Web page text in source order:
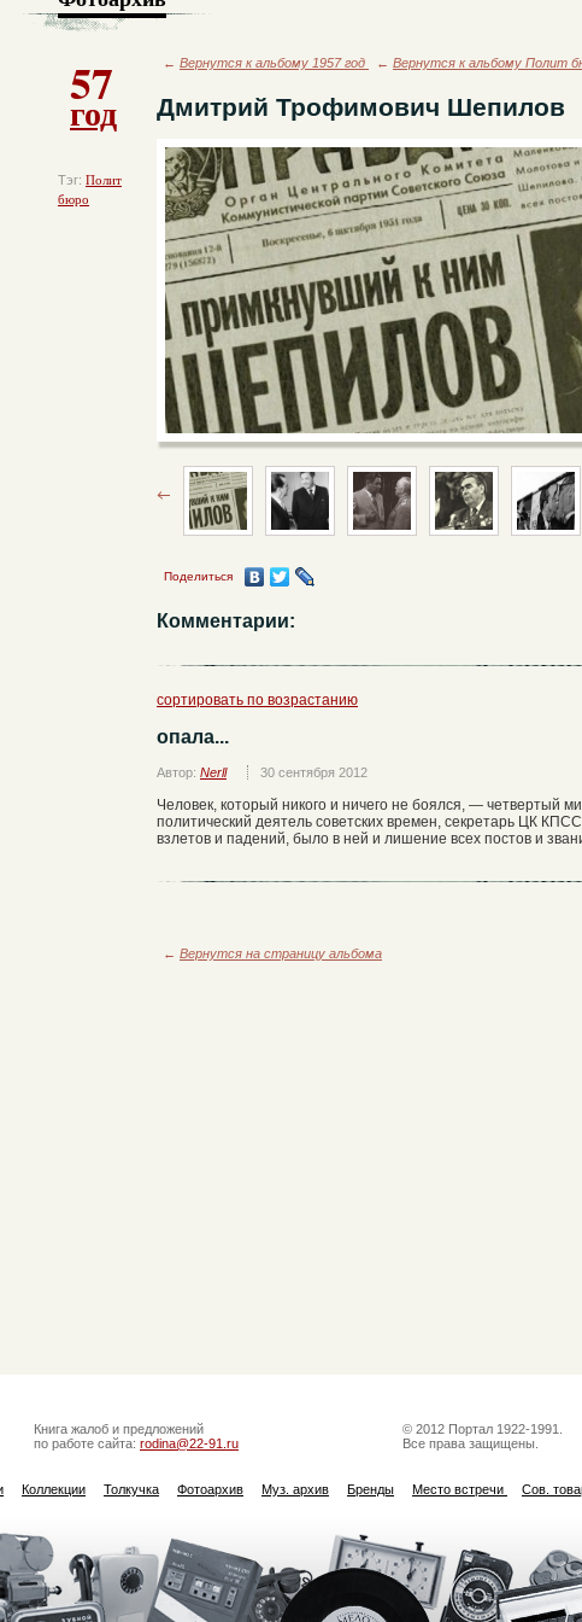
57
год
Тэг: Полит
бюро
← Вернутся к альбому 1957 год ← Вернутся к альбому Полит
Дмитрий Трофимович Шепилов
Поделиться
Комментарии:
сортировать по возрастанию
опала...
Автор: Nerll 30 сентября 2012
Человек, который никого и ничего не боялся, — четвертый
политический деятель советских времен, секретарь ЦК
взлетов и падений, было в ней и лишение всех постов и
← Вернутся на страницу альбома
Книга жалоб и предложений
по работе сайта: rodina@22-91.ru
© 2012 Портал 1922-1991.
Все права защищены.
Коллекции Толкучка Фотоархив Муз. архив Бренды Место встречи Сов.